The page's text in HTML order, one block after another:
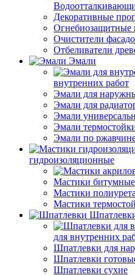
Декоративные
Огнебиозащитные
Очистители
Отбеливатели
Эмали
внутренних работ
Эмали для
Эмали для
Эмали
Эмали
Эмали по
гидроизоляционные
Мастики битумные
Мастики
Мастики
для внутренних
Шпатлевки для
Шпатлевки
Шпатлевки сухие